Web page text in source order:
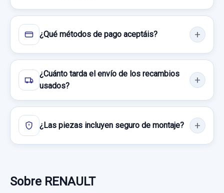
¿Qué métodos de pago aceptáis?
¿Cuánto tarda el envío de los recambios
usados?
¿Las piezas incluyen seguro de montaje?
Sobre RENAULT